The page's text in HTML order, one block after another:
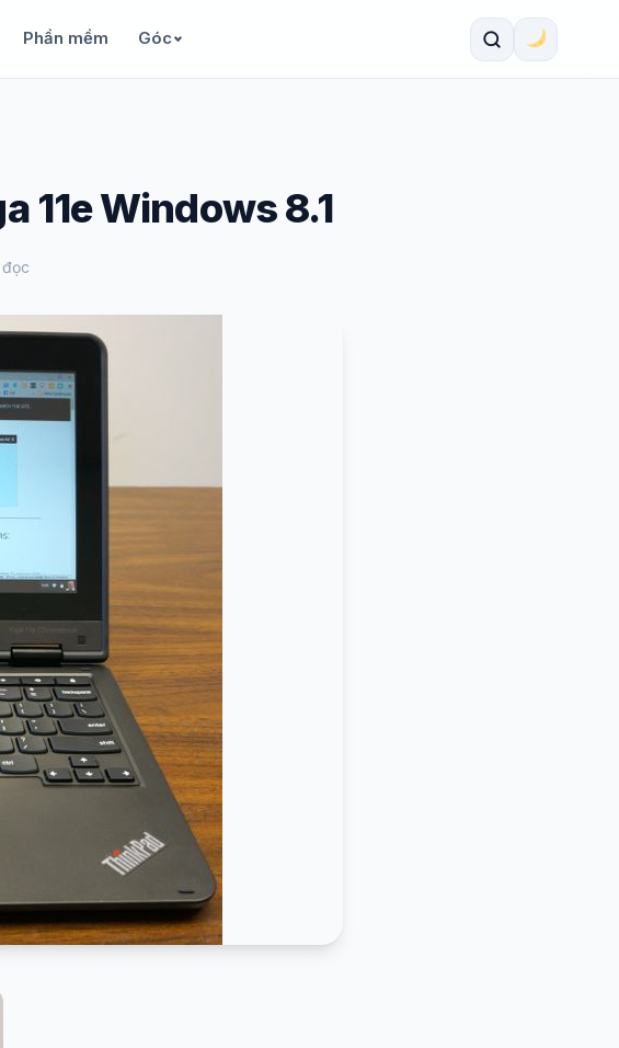
Phần mềm Góc
11e Windows 8.1
đọc